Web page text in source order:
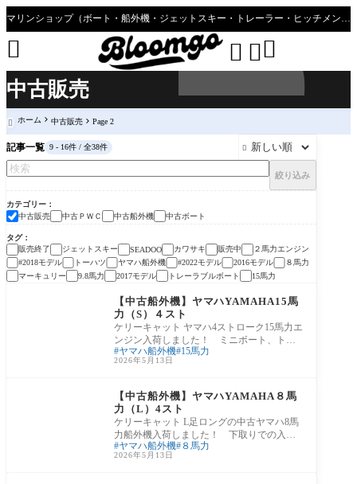
中古販売
マリンショップ（ボート・船外機・ジェットスキー・トレーラー・ヒッチメンバーのことならブルーゴへ”
 

 ホーム 中古販売 Page 2
記事一覧 9 - 16件 / 全38件 
絞り込み
カテゴリー
中古販売
中古ＰＷＣ 中古船外機 中古ボート
タグ
販売終了
ジェットスキー SEADOO カワサキ 販売中
２馬力エンジン
#2018モデル
トーハツ ヤマハ船外機 #2022モデル 2016モデル
８馬力
マーキュリー
9.8馬力 2017モデル トレーラブルボート 15馬力
中古販売
【中古船外機】ヤマハYAMAHA15馬
力（S）４スト
ケリーキャット ヤマハ4ストローク15馬力エ
ンジン入荷しました！ ミニボート、トレ
ーラブルボートにどうぞ！ 店頭展示販売
中！
ヤマハ船外機 15馬力
2026年5月13日
【中古船外機】ヤマハYAMAHA８馬
力（L）4スト
ケリーキャット L足ロングの中古ヤマハ8馬
力船外機入荷しました！ 下取りでの入荷
で機関も良好！店頭展示販売中です！ 【中
古
ヤマハ船外機 ８馬力
2026年5月13日